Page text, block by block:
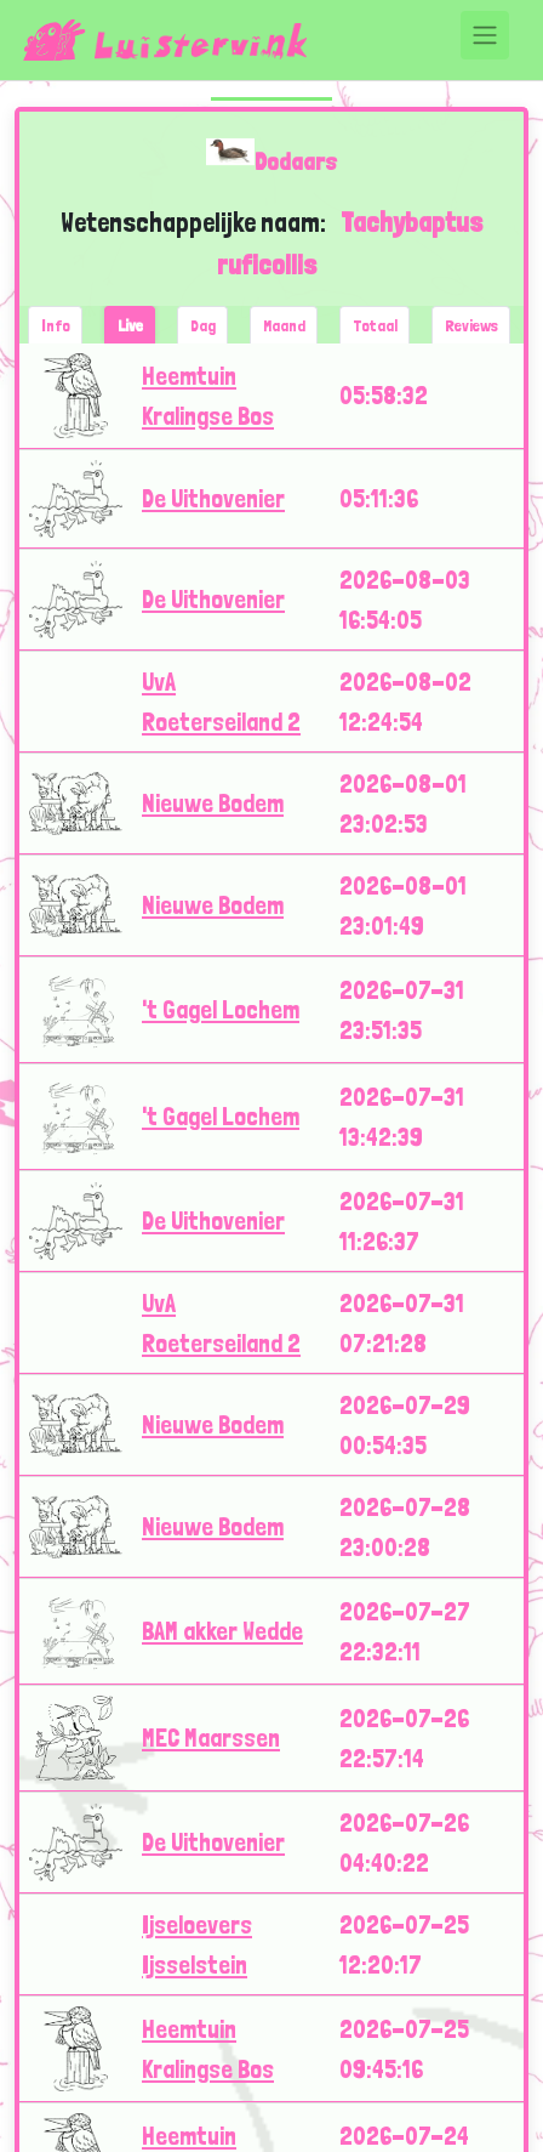
Dodaars
Wetenschappelijke naam: Tachybaptus
ruficollis
Info Live Dag Maand Totaal Reviews
Heemtuin
Kralingse Bos
05:58:32
De Uithovenier 05:11:36
De Uithovenier
2026-08-03
16:54:05
UvA
Roeterseiland 2
2026-08-02
12:24:54
Nieuwe Bodem
2026-08-01
23:02:53
Nieuwe Bodem
2026-08-01
23:01:49
't Gagel Lochem
2026-07-31
23:51:35
't Gagel Lochem
2026-07-31
13:42:39
De Uithovenier
2026-07-31
11:26:37
UvA
Roeterseiland 2
2026-07-31
07:21:28
Nieuwe Bodem
2026-07-29
00:54:35
Nieuwe Bodem
2026-07-28
23:00:28
BAM akker Wedde
2026-07-27
22:32:11
MEC Maarssen
2026-07-26
22:57:14
De Uithovenier
2026-07-26
04:40:22
Ijseloevers
Ijsselstein
2026-07-25
12:20:17
Heemtuin
Kralingse Bos
2026-07-25
09:45:16
Heemtuin
2026-07-24